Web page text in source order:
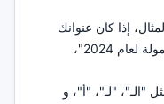
إذا كان عنوانك
هو "أفضل أجهزة الكمبيوتر المحمولة لعام 2024"،
"الـ"، "لـ"، "أ"، و